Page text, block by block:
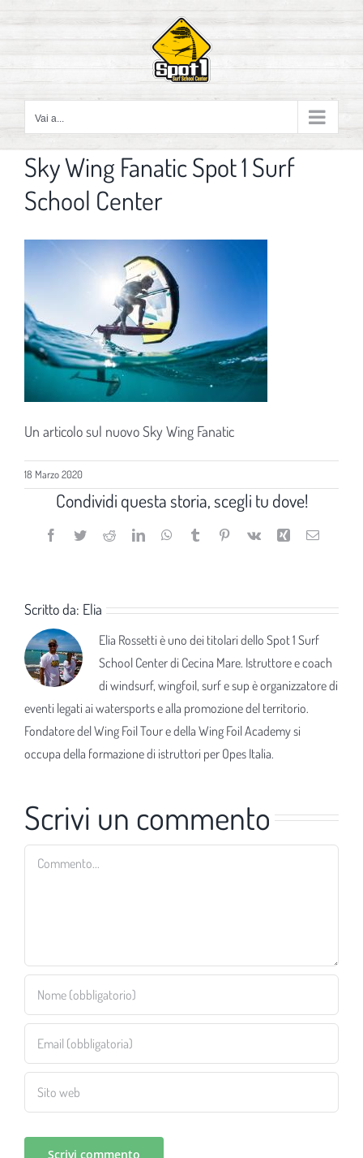
contenuto
Vai a...
Sky Wing Fanatic Spot 1 Surf
School Center
Un articolo sul nuovo Sky Wing Fanatic
18 Marzo 2020
Condividi questa storia, scegli tu dove!
Facebook
TwitterRedditLinkedInWhatsApp
TumblrPinterest
Vk Xing Email
Scritto da: Elia
Elia Rossetti è uno dei titolari dello Spot 1 Surf
School Center di Cecina Mare. Istruttore e coach
di windsurf, wingfoil, surf e sup è organizzatore di
eventi legati ai watersports e alla promozione del territorio.
Fondatore del Wing Foil Tour e della Wing Foil Academy si
occupa della formazione di istruttori per Opes Italia.
Scrivi un commento
Commento